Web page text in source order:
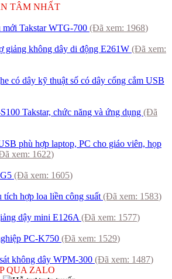
TÂM NHẤT
mới Takstar WTG-700 (Đã xem: 1968)
giảng không dây di động E261W (Đã xem:
có dây kỹ thuật số có dây cổng cắm USB
Takstar, chức năng và ứng dụng (Đã
phù hợp laptop, PC cho giáo viên, họp
xem: 1622)
(Đã xem: 1605)
hợp loa liền công suất (Đã xem: 1583)
dậy mini E126A (Đã xem: 1577)
PC-K750 (Đã xem: 1529)
không dây WPM-300 (Đã xem: 1487)
QUA ZALO